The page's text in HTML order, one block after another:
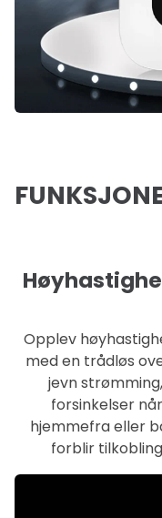
Opplev
med en trådløs
jevn
forsinkelser
hjemmefra eller
forblir